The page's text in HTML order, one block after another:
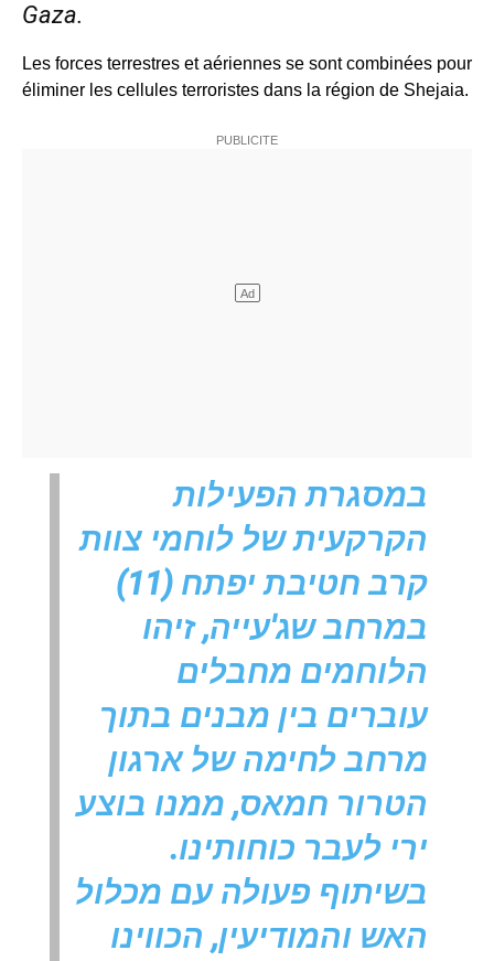
Gaza.
Les forces terrestres et aériennes se sont combinées pour
éliminer les cellules terroristes dans la région de Shejaia.
במסגרת הפעילות
הקרקעית של לוחמי צוות
קרב חטיבת יפתח (11)
במרחב שג'עייה, זיהו
הלוחמים מחבלים
עוברים בין מבנים בתוך
מרחב לחימה של ארגון
הטרור חמאס, ממנו בוצע
ירי לעבר כוחותינו.
בשיתוף פעולה עם מכלול
האש והמודיעין, הכווינו